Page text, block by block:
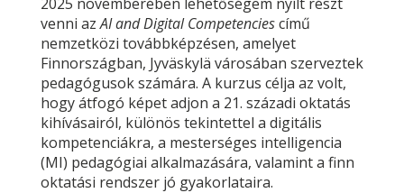
venni azAI and Digital Competenciescímű
nemzetközi továbbképzésen, amelyet
Finnországban, Jyväskylä városában szerveztek
pedagógusok számára. A kurzus célja az volt,
hogy átfogó képet adjon a 21. századi oktatás
kihívásairól, különös tekintettel a digitális
kompetenciákra, a mesterséges intelligencia
(MI) pedagógiai alkalmazására, valamint a finn
oktatási rendszer jó gyakorlataira.